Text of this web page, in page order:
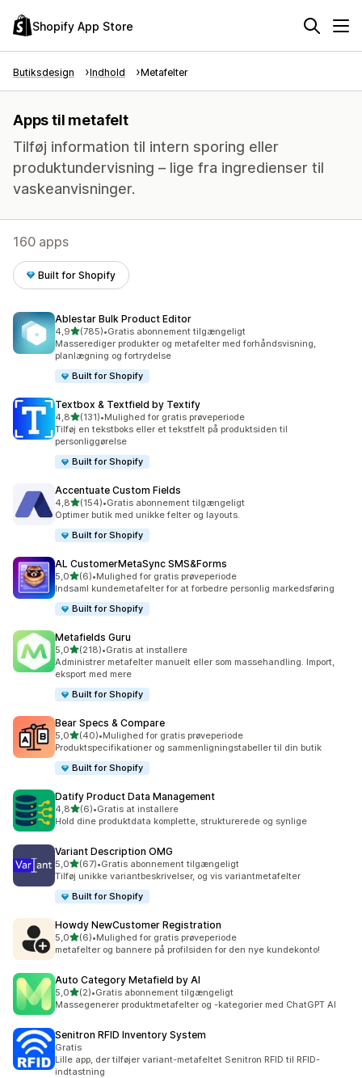
Shopify App Store
Butiksdesign Indhold Metafelter
Apps til metafelt
Tilføj information til intern sporing eller
produktundervisning – lige fra ingredienser til
vaskeanvisninger.
160 apps
Built for Shopify
Ablestar Bulk Product Editor
4,9ud af 5 stjerner
(785)
785 anmeldelser i alt
•Gratis abonnement tilgængeligt
Masserediger produkter og metafelter med forhåndsvisning,
planlægning og fortrydelse
Built for Shopify
Textbox & Textfield by Textify
4,8ud af 5 stjerner
(131)
131 anmeldelser i alt
•Mulighed for gratis prøveperiode
Tilføj en tekstboks eller et tekstfelt på produktsiden til
personliggørelse
Built for Shopify
Accentuate Custom Fields
4,8ud af 5 stjerner
(154)
154 anmeldelser i alt
•Gratis abonnement tilgængeligt
Optimer butik med unikke felter og layouts.
Built for Shopify
AL CustomerMetaSync SMS&Forms
5,0ud af 5 stjerner
(6)
6 anmeldelser i alt
•Mulighed for gratis prøveperiode
Indsaml kundemetafelter for at forbedre personlig markedsføring
Built for Shopify
Metafields Guru
5,0ud af 5 stjerner
(218)
218 anmeldelser i alt
•Gratis at installere
Administrer metafelter manuelt eller som massehandling. Import,
eksport med mere
Built for Shopify
Bear Specs & Compare
5,0ud af 5 stjerner
(40)
40 anmeldelser i alt
•Mulighed for gratis prøveperiode
Produktspecifikationer og sammenligningstabeller til din butik
Built for Shopify
Datify Product Data Management
4,8ud af 5 stjerner
(6)
6 anmeldelser i alt
•Gratis at installere
Hold dine produktdata komplette, strukturerede og synlige
Variant Description OMG
5,0ud af 5 stjerner
(67)
67 anmeldelser i alt
•Gratis abonnement tilgængeligt
Tilføj unikke variantbeskrivelser, og vis variantmetafelter
Built for Shopify
Howdy NewCustomer Registration
5,0ud af 5 stjerner
(6)
6 anmeldelser i alt
•Mulighed for gratis prøveperiode
metafelter og bannere på profilsiden for den nye kundekonto!
Auto Category Metafield by AI
5,0ud af 5 stjerner
(2)
2 anmeldelser i alt
•Gratis abonnement tilgængeligt
Massegenerer produktmetafelter og -kategorier med ChatGPT AI
Senitron RFID Inventory System
Gratis
Lille app, der tilføjer variant-metafeltet Senitron RFID til RFID-
indtastning